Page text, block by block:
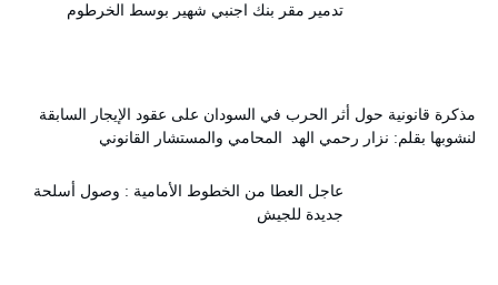
تدمير مقر بنك اجنبي شهير بوسط الخرطوم
مذكرة قانونية حول أثر الحرب في السودان على عقود الإيجار السابقة
لنشوبها بقلم: نزار رحمي الهد المحامي والمستشار القانوني
عاجل العطا من الخطوط الأمامية : وصول أسلحة
جديدة للجيش